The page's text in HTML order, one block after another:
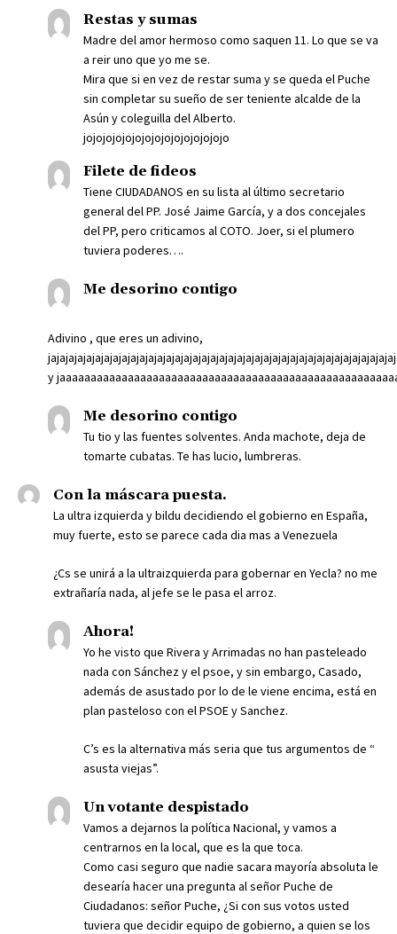
Restas y sumas
Madre del amor hermoso como saquen 11. Lo que se va
a reir uno que yo me se.
Mira que si en vez de restar suma y se queda el Puche
sin completar su sueño de ser teniente alcalde de la
Asún y coleguilla del Alberto.
jojojojojojojojojojojojojojojo
Filete de fideos
Tiene CIUDADANOS en su lista al último secretario
general del PP. José Jaime García, y a dos concejales
del PP, pero criticamos al COTO. Joer, si el plumero
tuviera poderes….
Me desorino contigo
Adivino , que eres un adivino,
y
Me desorino contigo
Tu tio y las fuentes solventes. Anda machote, deja de
tomarte cubatas. Te has lucio, lumbreras.
Con la máscara puesta.
La ultra izquierda y bildu decidiendo el gobierno en España,
muy fuerte, esto se parece cada dia mas a Venezuela
¿Cs se unirá a la ultraizquierda para gobernar en Yecla? no me
extrañaría nada, al jefe se le pasa el arroz.
Ahora!
Yo he visto que Rivera y Arrimadas no han pasteleado
nada con Sánchez y el psoe, y sin embargo, Casado,
además de asustado por lo de le viene encima, está en
plan pasteloso con el PSOE y Sanchez.
C’s es la alternativa más seria que tus argumentos de “
asusta viejas”.
Un votante despistado
Vamos a dejarnos la política Nacional, y vamos a
centrarnos en la local, que es la que toca.
Como casi seguro que nadie sacara mayoría absoluta le
desearía hacer una pregunta al señor Puche de
Ciudadanos: señor Puche, ¿Si con sus votos usted
tuviera que decidir equipo de gobierno, a quien se los